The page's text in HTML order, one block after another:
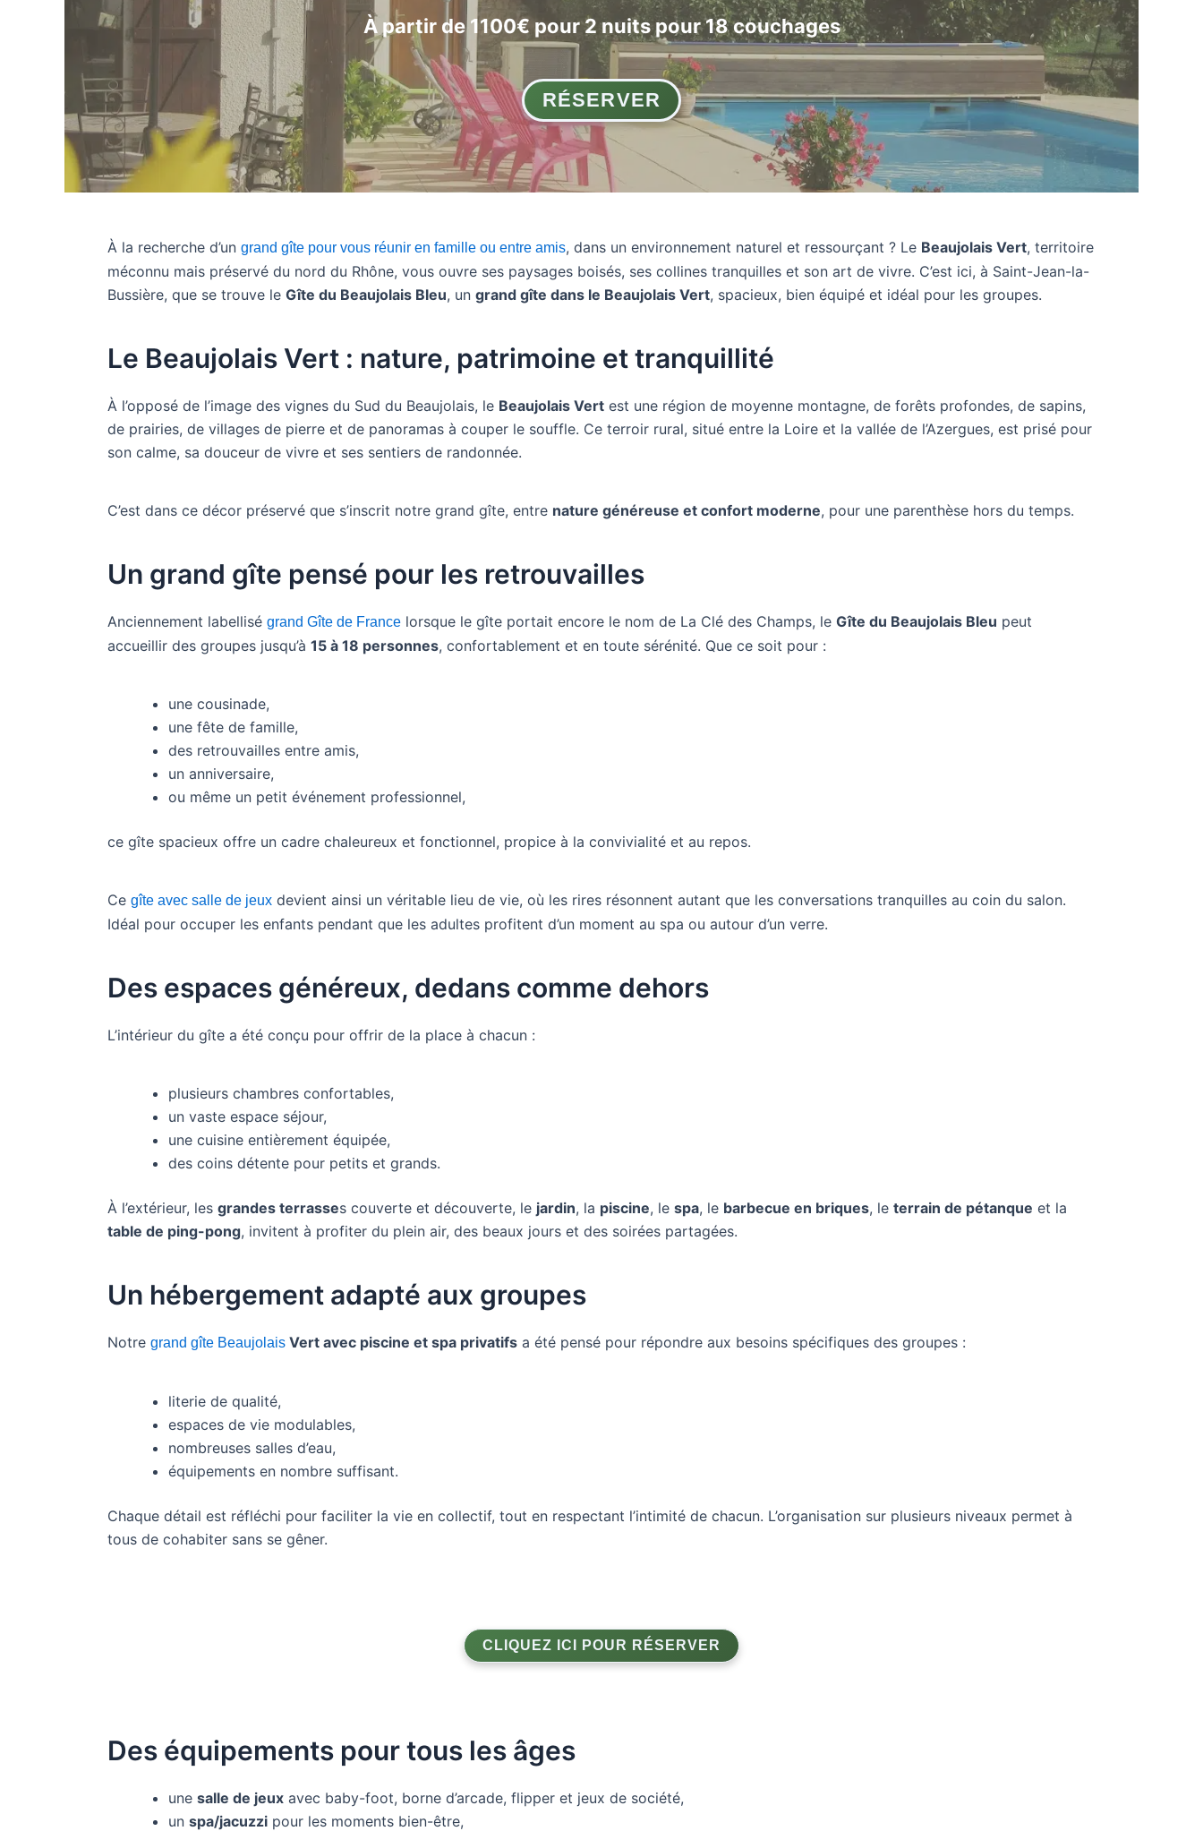
À partir de 1100€ pour 2 nuits pour 18 couchages
RÉSERVER
À la recherche d’un grand gîte pour vous réunir en famille ou entre amis, dans un environnement naturel et ressourçant ? Le Beaujolais Vert, territoire
méconnu mais préservé du nord du Rhône, vous ouvre ses paysages boisés, ses collines tranquilles et son art de vivre. C’est ici, à Saint-Jean-la-
Bussière, que se trouve le Gîte du Beaujolais Bleu, un grand gîte dans le Beaujolais Vert, spacieux, bien équipé et idéal pour les groupes.
Le Beaujolais Vert : nature, patrimoine et tranquillité
À l’opposé de l’image des vignes du Sud du Beaujolais, le Beaujolais Vert est une région de moyenne montagne, de forêts profondes, de sapins,
de prairies, de villages de pierre et de panoramas à couper le souffle. Ce terroir rural, situé entre la Loire et la vallée de l’Azergues, est prisé pour
son calme, sa douceur de vivre et ses sentiers de randonnée.
C’est dans ce décor préservé que s’inscrit notre grand gîte, entre nature généreuse et confort moderne, pour une parenthèse hors du temps.
Un grand gîte pensé pour les retrouvailles
Anciennement labellisé grand Gîte de France lorsque le gîte portait encore le nom de La Clé des Champs, le Gîte du Beaujolais Bleu peut
accueillir des groupes jusqu’à 15 à 18 personnes, confortablement et en toute sérénité. Que ce soit pour :
une cousinade,
une fête de famille,
des retrouvailles entre amis,
un anniversaire,
ou même un petit événement professionnel,
ce gîte spacieux offre un cadre chaleureux et fonctionnel, propice à la convivialité et au repos.
Ce gîte avec salle de jeux devient ainsi un véritable lieu de vie, où les rires résonnent autant que les conversations tranquilles au coin du salon.
Idéal pour occuper les enfants pendant que les adultes profitent d’un moment au spa ou autour d’un verre.
Des espaces généreux, dedans comme dehors
L’intérieur du gîte a été conçu pour offrir de la place à chacun :
plusieurs chambres confortables,
un vaste espace séjour,
une cuisine entièrement équipée,
des coins détente pour petits et grands.
À l’extérieur, les grandes terrasses couverte et découverte, le jardin, la piscine, le spa, le barbecue en briques, le terrain de pétanque et la
table de ping-pong, invitent à profiter du plein air, des beaux jours et des soirées partagées.
Un hébergement adapté aux groupes
Notre grand gîte Beaujolais Vert avec piscine et spa privatifs a été pensé pour répondre aux besoins spécifiques des groupes :
literie de qualité,
espaces de vie modulables,
nombreuses salles d’eau,
équipements en nombre suffisant.
Chaque détail est réfléchi pour faciliter la vie en collectif, tout en respectant l’intimité de chacun. L’organisation sur plusieurs niveaux permet à
tous de cohabiter sans se gêner.
CLIQUEZ ICI POUR RÉSERVER
Des équipements pour tous les âges
une salle de jeux avec baby-foot, borne d’arcade, flipper et jeux de société,
un spa/jacuzzi pour les moments bien-être,